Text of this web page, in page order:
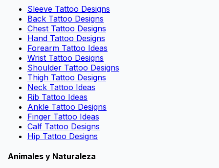
Sleeve Tattoo Designs
Back Tattoo Designs
Chest Tattoo Designs
Hand Tattoo Designs
Forearm Tattoo Ideas
Wrist Tattoo Designs
Shoulder Tattoo Designs
Thigh Tattoo Designs
Neck Tattoo Ideas
Rib Tattoo Ideas
Ankle Tattoo Designs
Finger Tattoo Ideas
Calf Tattoo Designs
Hip Tattoo Designs
Animales y Naturaleza